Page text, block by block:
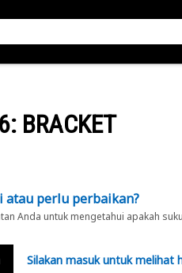
: BRACKET
atau perlu perbaikan?
Anda untuk mengetahui apakah
Silakan masuk untuk melihat